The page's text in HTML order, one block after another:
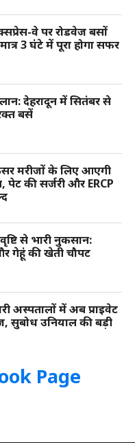
वे पर रोडवेज बसों
3 घंटे में पूरा होगा सफर
देहरादून में सितंबर से
बसें
मरीजों के लिए आएगी
पेट की सर्जरी और ERCP
से भारी नुकसान:
गेहूं की खेती चौपट
अस्पतालों में अब प्राइवेट
सुबोध उनियाल की बड़ी
Page